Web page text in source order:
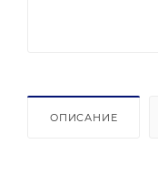
ОПИСАНИЕ